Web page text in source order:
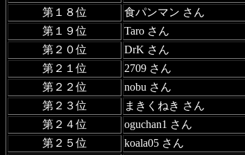
第１８位
食パンマン さん
第１９位
Taro さん
第２０位
DrK さん
第２１位
2709 さん
第２２位
nobu さん
第２３位
まきくねき さん
第２４位
oguchan1 さん
第２５位
koala05 さん